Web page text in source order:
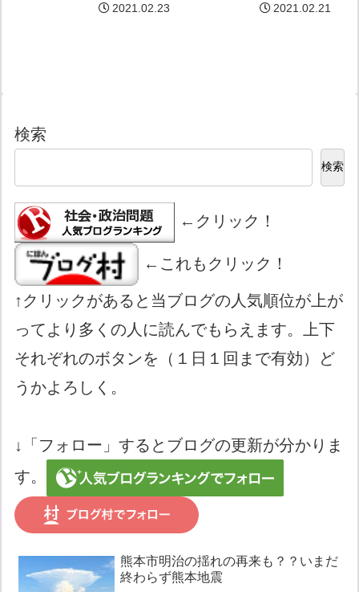
2021.02.23 2021.02.21
検索
検索
←クリック！
←これもクリック！
↑クリックがあると当ブログの人気順位が上が
ってより多くの人に読んでもらえます。上下
それぞれのボタンを（１日１回まで有効）ど
うかよろしく。
↓「フォロー」するとブログの更新が分かりま
す。
熊本市明治の揺れの再来も？？いまだ
終わらず熊本地震